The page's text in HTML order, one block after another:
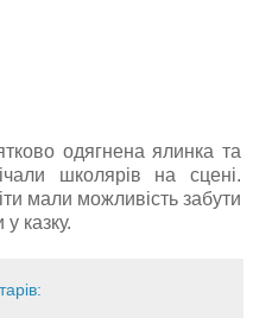
одягнена ялинка та
школярів на сцені.
іти мали можливість забути
казку.